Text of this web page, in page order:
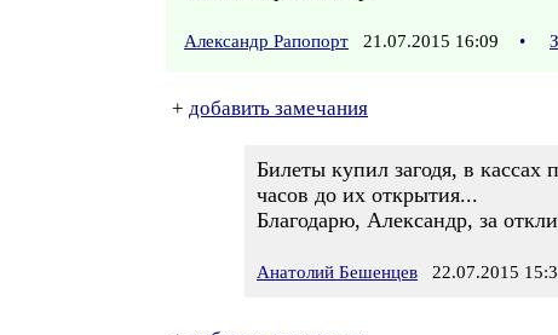
Александр Рапопорт 21.07.2015 16:09 •
+ добавить замечания
Билеты купил загодя, в кассах
часов до их открытия...
Благодарю, Александр, за
Анатолий Бешенцев 22.07.2015